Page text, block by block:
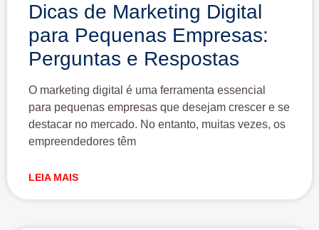
Dicas de Marketing Digital
para Pequenas Empresas:
Perguntas e Respostas
O marketing digital é uma ferramenta essencial
para pequenas empresas que desejam crescer e se
destacar no mercado. No entanto, muitas vezes, os
empreendedores têm
LEIA MAIS